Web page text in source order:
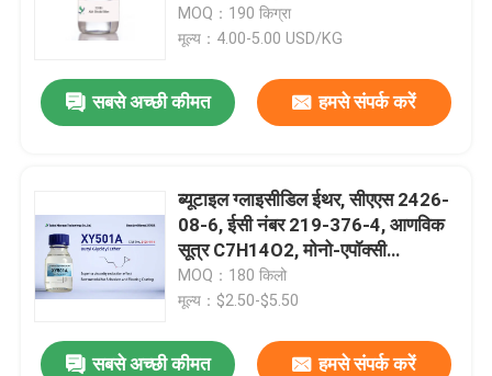
CH2=CHCH2OCH2 CHCH2 O MF,
बहुलक और युग्मन एजेंट के लिए कच्चा माल
MOQ：190 किग्रा
मूल्य：4.00-5.00 USD/KG
सबसे अच्छी कीमत हमसे संपर्क करें
ब्यूटाइल ग्लाइसीडिल ईथर, सीएएस 2426-
08-6, ईसी नंबर 219-376-4, आणविक
सूत्र C7H14O2, मोनो-एपॉक्सी
कार्यात्मक, उच्च शुद्धता कम क्लोरीन,
ब्यूटाइल 2,3-एपॉक्सीप्रोपाइल ईथर
MOQ：180 किलो
मूल्य：$2.50-$5.50
सबसे अच्छी कीमत हमसे संपर्क करें